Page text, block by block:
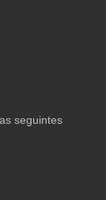
seguintes